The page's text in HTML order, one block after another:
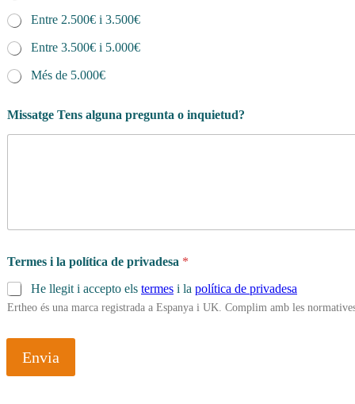
Entre 2.500€ i 3.500€
Entre 3.500€ i 5.000€
Més de 5.000€
Missatge Tens alguna pregunta o inquietud?
Termes i la política de privadesa *
He llegit i accepto els termes i la política de privadesa
Ertheo és una marca registrada a Espanya i UK. Complim amb les
Envia